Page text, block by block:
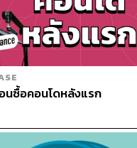
นซื้อคอนโดหลังแรก